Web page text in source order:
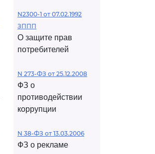
N2300-1 от 07.02.1992
ЗППП
О защите прав
потребителей
N 273-ФЗ от 25.12.2008
ФЗ о
противодействии
коррупции
N 38-ФЗ от 13.03.2006
ФЗ о рекламе